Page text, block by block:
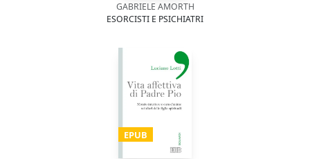
GABRIELE AMORTH
ESORCISTI E PSICHIATRI
EPUB